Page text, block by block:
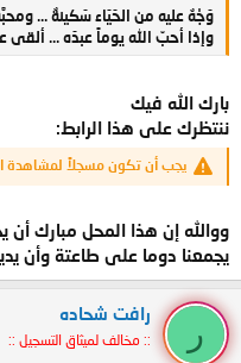
وَجْهٌ عليه من الحَيَاء سَكينةٌ ...
وإذا أحبّ الله يوماً عبدَه ... ألقى
بارك الله فيك
ننتظرك على هذا الرابط:
يجب أن تكون مسجلاً لمشاهدة
ووالله إن هذا المحل مبارك أن
يجمعنا دوما على طاعتة وأن
ر
رافت شحاده
:: مخالف لميثاق التسجيل ::